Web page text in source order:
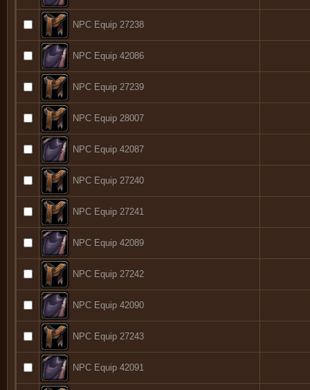
NPC Equip 27238
NPC Equip 42086
NPC Equip 27239
NPC Equip 28007
NPC Equip 42087
NPC Equip 27240
NPC Equip 27241
NPC Equip 42089
NPC Equip 27242
NPC Equip 42090
NPC Equip 27243
NPC Equip 42091